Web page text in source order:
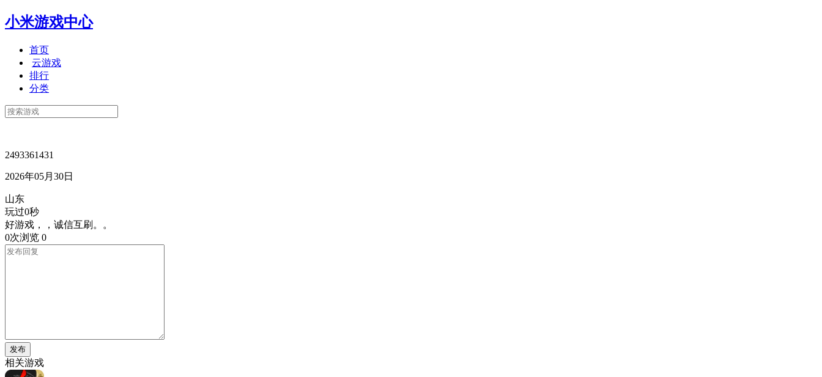
小米游戏中心
首页
云游戏
排行
分类
2493361431
2026年05月30日
山东
玩过0秒
好游戏，，诚信互刷。。
0次浏览 0
发布
相关游戏